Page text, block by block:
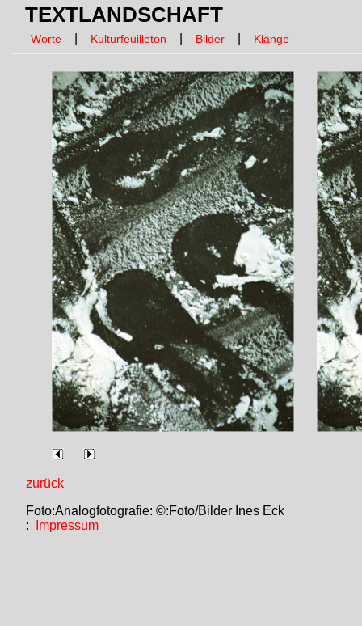
TEXTLANDSCHAFT
Worte Kulturfeuilleton Bilder Klänge
zurück
Foto:Analogfotografie: ©:Foto/Bilder Ines Eck
:
Impressum